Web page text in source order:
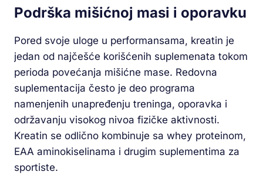
Podrška mišićnoj masi i oporavku
Pored svoje uloge u performansama, kreatin je
jedan od najčešće korišćenih suplemenata tokom
perioda povećanja mišićne mase. Redovna
suplementacija često je deo programa
namenjenih unapređenju treninga, oporavka i
održavanju visokog nivoa fizičke aktivnosti.
Kreatin se odlično kombinuje sa whey proteinom,
EAA aminokiselinama i drugim suplementima za
sportiste.